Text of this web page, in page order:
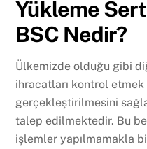
Yükleme
BSC Nedir?
Ülkemizde olduğu gibi
ihracatları kontrol
gerçekleştirilmesini
talep edilmektedir. Bu
işlemler yapılmamakla